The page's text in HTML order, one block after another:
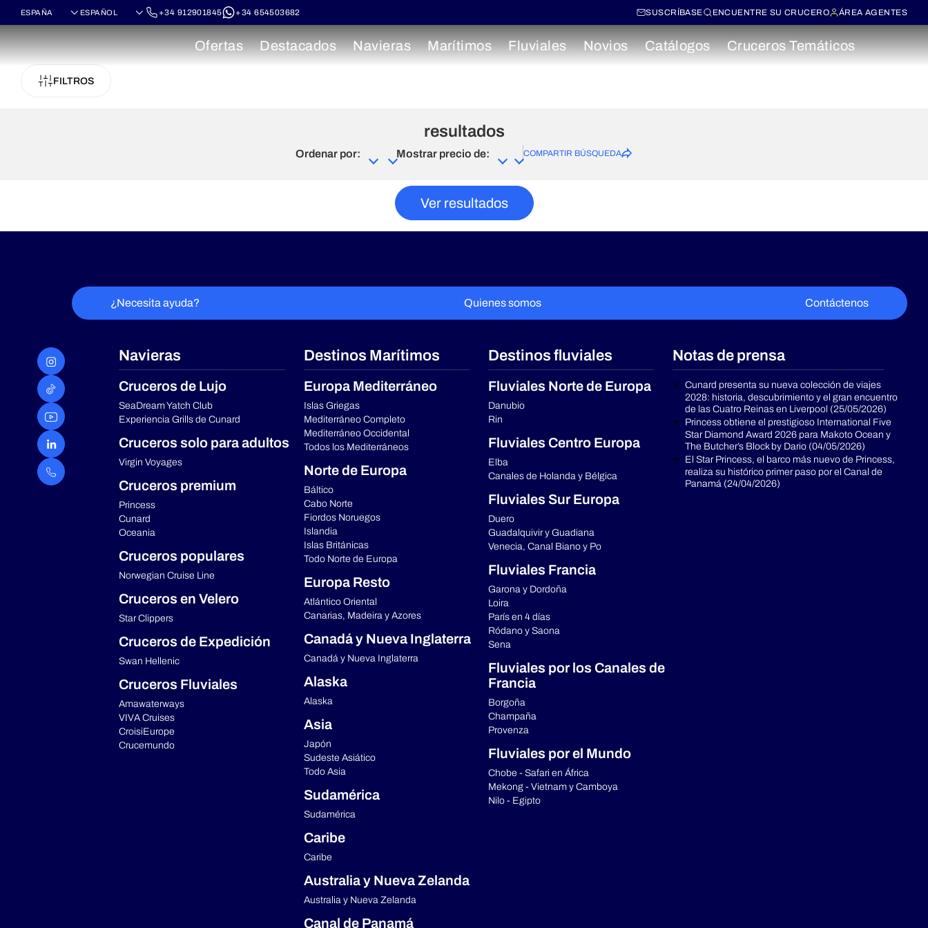
+34 912901845 +34 654503682 SUSCRÍBASE ENCUENTRE SU CRUCERO ÁREA AGENTES
Ofertas Destacados Navieras Marítimos Fluviales Novios Catálogos Cruceros Temáticos
FILTROS
resultados
Ordenar por: Mostrar precio de: COMPARTIR BÚSQUEDA
Ver resultados
¿Necesita ayuda? Quienes somos Contáctenos
Navieras
Cruceros de Lujo
SeaDream Yatch Club
Experiencia Grills de Cunard
Cruceros solo para adultos
Virgin Voyages
Cruceros premium
Princess
Cunard
Oceania
Cruceros populares
Norwegian Cruise Line
Cruceros en Velero
Star Clippers
Cruceros de Expedición
Swan Hellenic
Cruceros Fluviales
Amawaterways
VIVA Cruises
CroisiEurope
Crucemundo
Destinos Marítimos
Europa Mediterráneo
Islas Griegas
Mediterráneo Completo
Mediterráneo Occidental
Todos los Mediterráneos
Norte de Europa
Báltico
Cabo Norte
Fiordos Noruegos
Islandia
Islas Británicas
Todo Norte de Europa
Europa Resto
Atlántico Oriental
Canarias, Madeira y Azores
Canadá y Nueva Inglaterra
Canadá y Nueva Inglaterra
Alaska
Alaska
Asia
Japón
Sudeste Asiático
Todo Asia
Sudamérica
Sudamérica
Caribe
Caribe
Australia y Nueva Zelanda
Australia y Nueva Zelanda
Canal de Panamá
Destinos fluviales
Fluviales Norte de Europa
Danubio
Rin
Fluviales Centro Europa
Elba
Canales de Holanda y Bélgica
Fluviales Sur Europa
Duero
Guadalquivir y Guadiana
Venecia, Canal Biano y Po
Fluviales Francia
Garona y Dordoña
Loira
París en 4 días
Ródano y Saona
Sena
Fluviales por los Canales de
Francia
Borgoña
Champaña
Provenza
Fluviales por el Mundo
Chobe - Safari en África
Mekong - Vietnam y Camboya
Nilo - Egipto
Notas de prensa
Cunard presenta su nueva colección de viajes
2028: historia, descubrimiento y el gran encuentro
de las Cuatro Reinas en Liverpool (25/05/2026)
Princess obtiene el prestigioso International Five
Star Diamond Award 2026 para Makoto Ocean y
The Butcher’s Block by Dario (04/05/2026)
El Star Princess, el barco más nuevo de Princess,
realiza su histórico primer paso por el Canal de
Panamá (24/04/2026)